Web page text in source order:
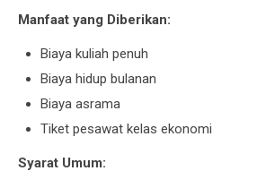
Manfaat yang Diberikan:
Biaya kuliah penuh
Biaya hidup bulanan
Biaya asrama
Tiket pesawat kelas ekonomi
Syarat Umum: